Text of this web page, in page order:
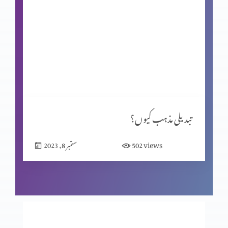
ماضی کی داستان
ایک مسیحی کون ہے؟
تبدیلی مذہب کیوں؟
ستمبر 8, 2023 502views